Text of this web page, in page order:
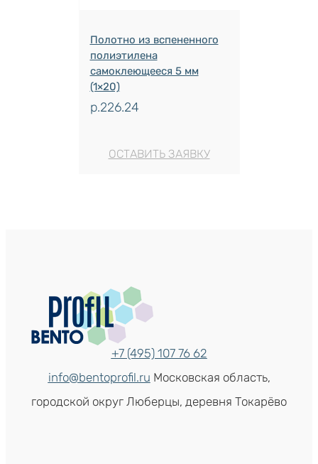
Полотно из вспененного
полиэтилена
самоклеющееся 5 мм
(1×20)
р.226.24
ОСТАВИТЬ ЗАЯВКУ
+7 (495) 107 76 62
info@bentoprofil.ru Московская область,
городской округ Люберцы, деревня Токарёво